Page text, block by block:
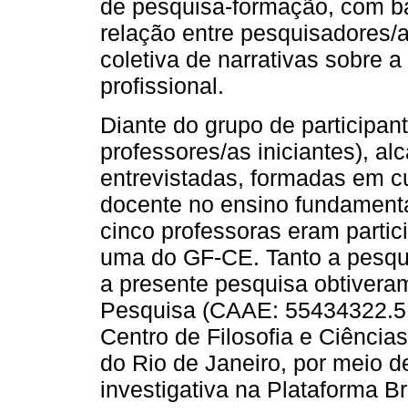
de pesquisa-formação, com
relação entre
coletiva de narrativas sobre
profissional.
Diante do grupo de
professores/as iniciantes),
entrevistadas, formadas em
docente no ensino
cinco professoras eram
uma do GF-CE. Tanto a
a presente pesquisa
Pesquisa (CAAE:
Centro de Filosofia e
do Rio de Janeiro, por meio
investigativa na Plataforma